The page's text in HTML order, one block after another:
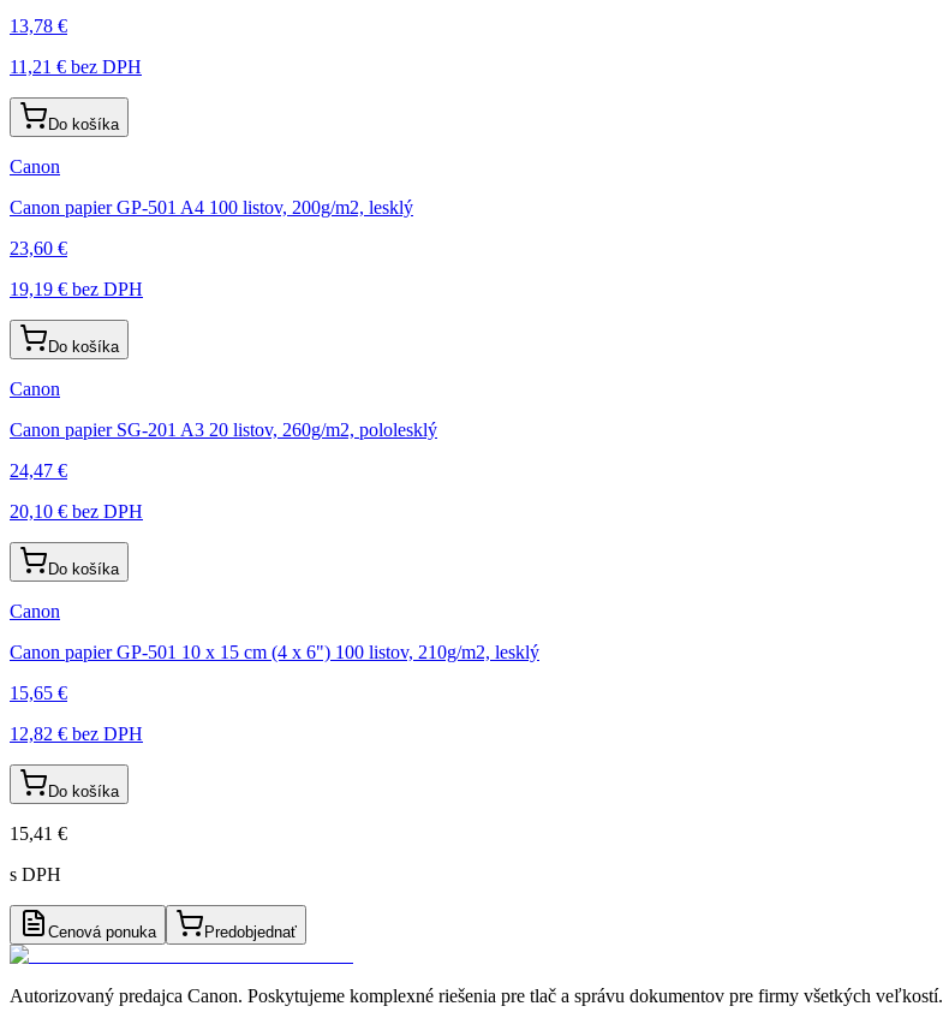
13,78 €
11,21 € bez DPH
Do košíka
Canon
Canon papier GP-501 A4 100 listov, 200g/m2, lesklý
23,60 €
19,19 € bez DPH
Do košíka
Canon
Canon papier SG-201 A3 20 listov, 260g/m2, pololesklý
24,47 €
20,10 € bez DPH
Do košíka
Canon
Canon papier GP-501 10 x 15 cm (4 x 6") 100 listov, 210g/m2, lesklý
15,65 €
12,82 € bez DPH
Do košíka
15,41 €
s DPH
Cenová ponuka Predobjednať
Autorizovaný predajca Canon. Poskytujeme komplexné riešenia pre tlač a správu dokumentov pre firmy všetkých veľkostí.